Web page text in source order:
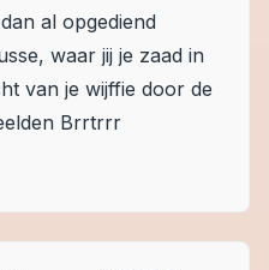
al opgediend
waar jij je zaad in
van je wijffie door de
Brrtrrr